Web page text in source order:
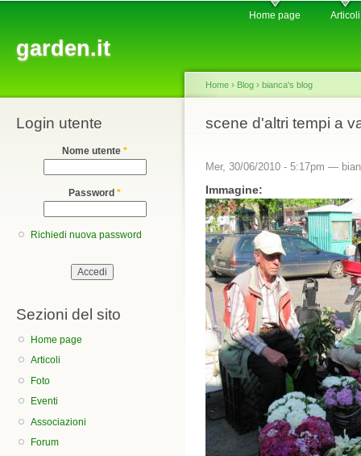
garden.it
Home page Articoli
Login utente
Nome utente *
Password *
Richiedi nuova password
Sezioni del sito
Home page
Articoli
Foto
Eventi
Associazioni
Forum
You are here
Home › Blog › bianca's blog
scene d'altri tempi a
Mer, 30/06/2010 - 5:17pm —
Immagine: